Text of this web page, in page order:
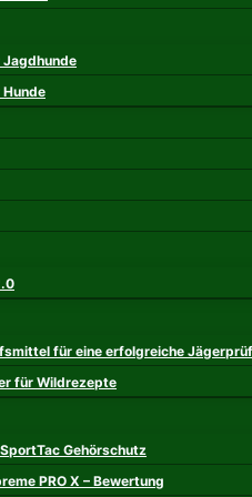
Jagdhunde
für eine erfolgreiche
für Wildrezepte
Gehörschutz
PRO X – Bewertung